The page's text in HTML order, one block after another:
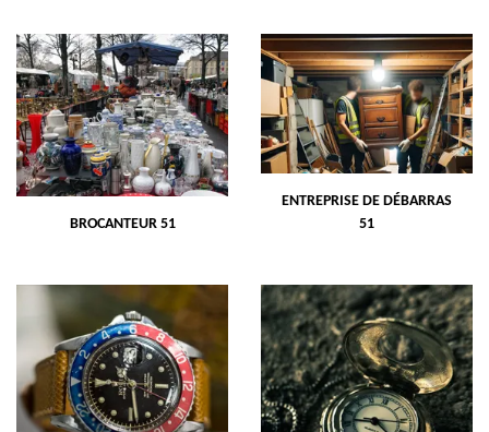
BROCANTEUR 51
ENTREPRISE DE DÉBARRAS
51